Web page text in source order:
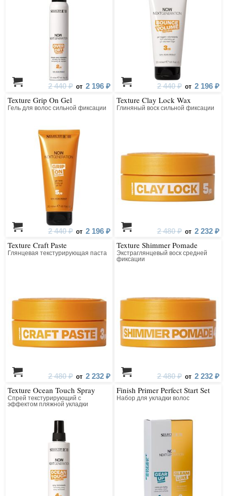
2 440 ₽ от 2 196 ₽ 2 440 ₽ от 2 196 ₽
Texture Grip On Gel
Гель для волос сильной фиксации
2 440 ₽ от 2 196 ₽
Texture Clay Lock Wax
Глиняный воск сильной фиксации
2 480 ₽ от 2 232 ₽
Texture Craft Paste
Глянцевая текстурирующая паста
2 480 ₽ от 2 232 ₽
Texture Shimmer Pomade
Экстраглянцевый воск средней
фиксации
2 480 ₽ от 2 232 ₽
Texture Ocean Touch Spray
Спрей текстурирующий с
эффектом пляжной укладки
Finish Primer Perfect Start Set
Набор для укладки волос